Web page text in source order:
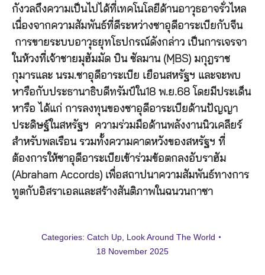
กังวลถึงความเป็นไปได้ที่เทคโนโลยีด้านอาวุธอาจรั่วไหล
เนื่องจากความสัมพันธ์ที่ดีระหว่างซาอุดีอาระเบียกับจีน
การขายระบบอาวุธยุทโธปกรณ์ดังกล่าว เป็นการเจรจา
ในห้วงที่เจ้าชายมุฮัมมัด บิน ซัลมาน (MฺBS) มกุฎราช
กุมารและ นรม.ซาอุดีอาระเบีย เยือนสหรัฐฯ และจะพบ
หารือกับประธานาธิบดีทรัมป์ใน18 พ.ย.68 โดยมีประเด็น
หารือ ได้แก่ การลงทุนของซาอุดีอาระเบียด้านปัญญา
ประดิษฐ์ในสหรัฐฯ ความร่วมมือด้านพลังงานนิวเคลียร์
สำหรับพลเรือน รวมทั้งความคาดหวังของสหรัฐฯ ที่
ต้องการให้ซาอุดีอาระเบียเข้าร่วมข้อตกลงอับราฮัม
(Abraham Accords) เพื่อสถาปนาความสัมพันธ์ทางการ
ทูตกับอิสราเอลและสร้างสันติภาพในฉนวนกาซา
Categories: Catch Up, Look Around The World
18 November 2025